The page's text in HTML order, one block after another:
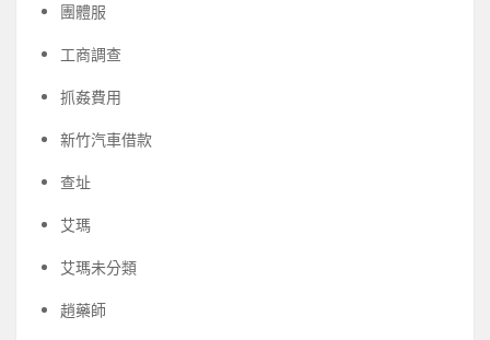
團體服
工商調查
抓姦費用
新竹汽車借款
查址
艾瑪
艾瑪未分類
趙藥師